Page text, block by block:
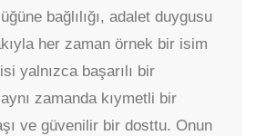
bağlılığı, adalet duygusu
her zaman örnek bir isim
yalnızca başarılı bir
zamanda kıymetli bir
ve güvenilir bir dosttu. Onun